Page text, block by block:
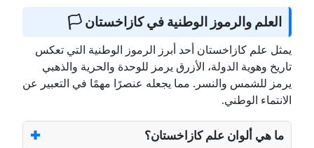
العلم والرموز الوطنية في كازاخستان 🏳️
يمثل علم كازاخستان أحد أبرز الرموز الوطنية التي تعكس
تاريخ وهوية الدولة، الأزرق يرمز للوحدة والحرية والذهبي
يرمز للشمس والنسر. مما يجعله عنصرًا مهمًا في التعبير عن
الانتماء الوطني.
ما هي ألوان علم كازاخستان؟